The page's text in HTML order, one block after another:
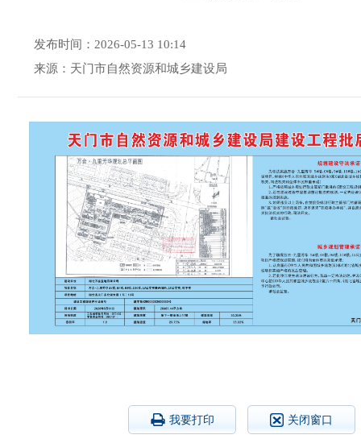
发布时间：2026-05-13 10:14
来源：天门市自然资源和城乡建设局
我要打印 关闭窗口